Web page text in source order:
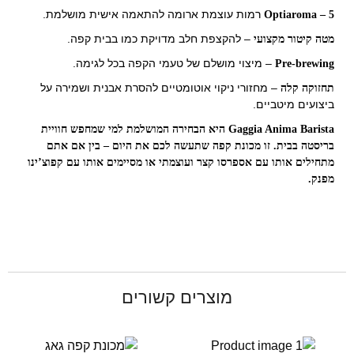
Optiaroma – 5 רמות עוצמת ארומה להתאמה אישית מושלמת.
מטה קיטור מקצועי – להקצפת חלב מדויקת כמו בבית קפה.
Pre-brewing – מיצוי מושלם של טעמי הקפה בכל לגימה.
תחזוקה קלה – מחזורי ניקוי אוטומטיים להסרת אבנית ושמירה על
ביצועים מיטביים.
Gaggia Anima Barista היא הבחירה המושלמת למי שמחפש חוויית
בריסטה בבית. זו מכונת קפה שתעשה לכם את היום – בין אם אתם
מתחילים אותו עם אספרסו קצר ועוצמתי או מסיימים אותו עם קפוצ’ינו
מפנק.
מוצרים קשורים